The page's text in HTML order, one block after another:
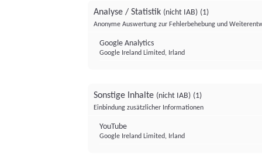
Analyse / Statistik (nicht IAB) (1)
Anonyme Auswertung zur Fehlerbehebung und
Google Analytics
Google Ireland Limited, Irland
Sonstige Inhalte (nicht IAB) (1)
Einbindung zusätzlicher Informationen
YouTube
Google Ireland Limited, Irland